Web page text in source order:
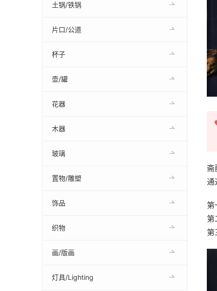
斋
通
第
第
第
土锅/铁锅
片口/公道
杯子
壶/罐
花器
木器
玻璃
置物/雕塑
饰品
织物
画/版画
灯具/Lighting